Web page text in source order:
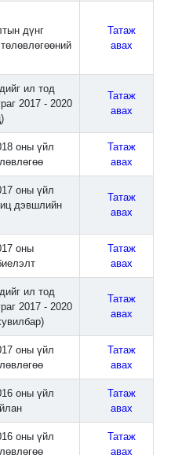
дүнг
Татаж
авах
ил тод
2017 - 2020
Татаж
авах
оны үйл
Татаж
авах
оны үйл
дэвшлийн
Татаж
авах
оны
Татаж
авах
ил тод
2017 - 2020
Татаж
авах
оны үйл
Татаж
авах
оны үйл
Татаж
авах
оны үйл
Татаж
авах